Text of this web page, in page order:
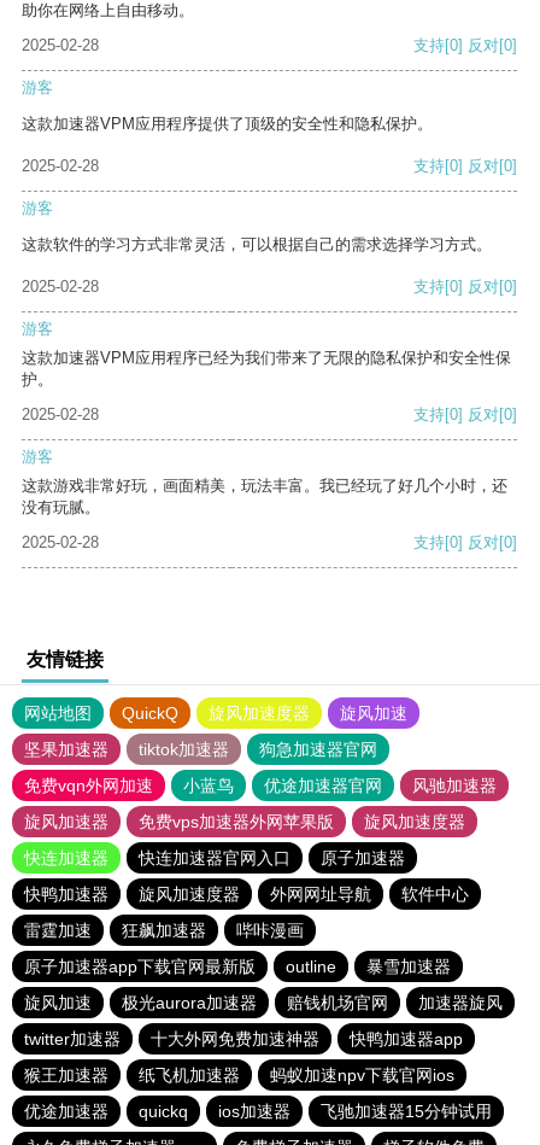
助你在网络上自由移动。
2025-02-28
支持[0] 反对[0]
游客
这款加速器VPM应用程序提供了顶级的安全性和隐私保护。
2025-02-28 支持[0] 反对[0]
游客
这款软件的学习方式非常灵活，可以根据自己的需求选择学习方式。
2025-02-28 支持[0] 反对[0]
游客
这款加速器VPM应用程序已经为我们带来了无限的隐私保护和安全性保
护。
2025-02-28
支持[0] 反对[0]
游客
这款游戏非常好玩，画面精美，玩法丰富。我已经玩了好几个小时，还
没有玩腻。
2025-02-28
支持[0] 反对[0]
友情链接
网站地图 QuickQ 旋风加速度器
旋风加速
坚果加速器
tiktok加速器
狗急加速器官网
免费vqn外网加速
小蓝鸟 优途加速器官网
风驰加速器
旋风加速器
免费vps加速器外网苹果版
旋风加速度器
快连加速器
快连加速器官网入口
原子加速器
快鸭加速器
旋风加速度器 外网网址导航
软件中心
雷霆加速
狂飙加速器
哔咔漫画
原子加速器app下载官网最新版
outline
暴雪加速器
旋风加速
极光aurora加速器 赔钱机场官网
加速器旋风
twitter加速器
十大外网免费加速神器
快鸭加速器app
猴王加速器
纸飞机加速器
蚂蚁加速npv下载官网ios
优途加速器
quickq ios加速器
飞驰加速器15分钟试用